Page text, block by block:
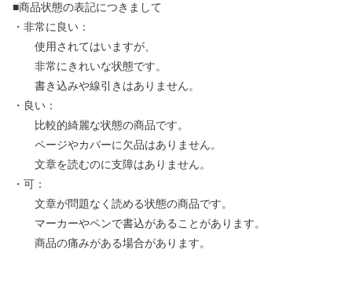
■商品状態の表記につきまして
・非常に良い：
使用されてはいますが、
非常にきれいな状態です。
書き込みや線引きはありません。
・良い：
比較的綺麗な状態の商品です。
ページやカバーに欠品はありません。
文章を読むのに支障はありません。
・可：
文章が問題なく読める状態の商品です。
マーカーやペンで書込があることがあります。
商品の痛みがある場合があります。